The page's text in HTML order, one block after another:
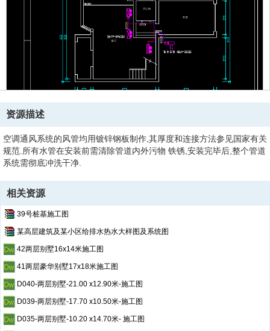
资源描述
空调通风系统的风管均用镀锌钢板制作,其厚度和连接方法参见国家有关
规范.所有水管在安装前需清除管道内外污物 铁锈,安装完毕后,整个管道
系统需彻底冲洗干净.
相关资源
39号桩基施工图
某高层建筑及某小区给排水热水大样图及系统图
42两层别墅16x14米施工图
41两层豪华别墅17x18米施工图
D040-两层别墅-21.00 x12.90米-施工图
D039-两层别墅-17.70 x10.50米-施工图
D035-两层别墅-10.20 x14.70米- 施工图